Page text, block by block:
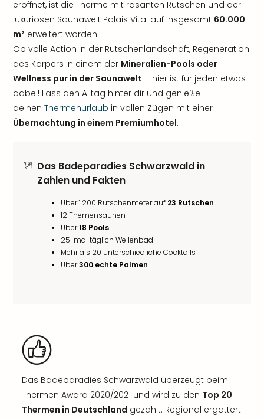
eröffnet, ist die Therme mit rasanten Rutschen und der
luxuriösen Saunawelt Palais Vital auf insgesamt 60.000
m² erweitert worden.
Ob volle Action in der Rutschenlandschaft, Regeneration
des Körpers in einem der Mineralien-Pools oder
Wellness pur in der Saunawelt – hier ist für jeden etwas
dabei! Lass den Alltag hinter dir und genieße
deinen Thermenurlaub in vollen Zügen mit einer
Übernachtung in einem Premiumhotel.
Das Badeparadies Schwarzwald in
Zahlen und Fakten
Über 1.200 Rutschenmeter auf 23 Rutschen
12 Themensaunen
Über18 Pools
25-mal täglich Wellenbad
Mehr als 20 unterschiedliche Cocktails
Über300 echte Palmen
Das Badeparadies Schwarzwald überzeugt beim
Thermen Award 2020/2021 und wird zu den Top 20
Thermen in Deutschland gezählt. Regional ergattert